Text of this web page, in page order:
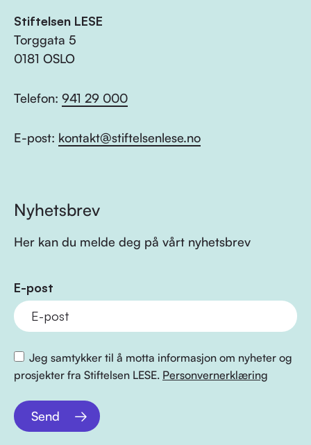
Stiftelsen LESE
Torggata 5
0181 OSLO
Telefon: 941 29 000
E-post: kontakt@stiftelsenlese.no
Nyhetsbrev
Her kan du melde deg på vårt nyhetsbrev
E-post
Jeg samtykker til å motta informasjon om nyheter og
prosjekter fra Stiftelsen LESE. Personvernerklæring
Send